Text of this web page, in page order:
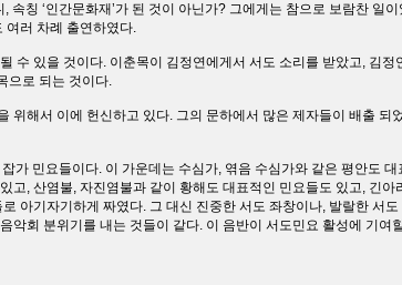
칭 ‘인간문화재’가 된 것이 아닌가? 그에게는 참으로 보람찬 일
여러 차례 출연하였다.
수 있을 것이다. 이춘목이 김정연에게서 서도 소리를 받았고, 김
으로 되는 것이다.
위해서 이에 헌신하고 있다. 그의 문하에서 많은 제자들이 배출 되
가 민요들이다. 이 가운데는 수심가, 엮음 수심가와 같은 평안도
고, 산염불, 자진염불과 같이 황해도 대표적인 민요들도 있고, 긴
아기자기하게 짜였다. 그 대신 진중한 서도 좌창이나, 발랄한 서
악회 분위기를 내는 것들이 같다. 이 음반이 서도민요 활성에 기여